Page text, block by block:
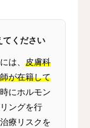
てください
は、 皮膚科
が在籍して
にホルモン
ングを行
療リスクを